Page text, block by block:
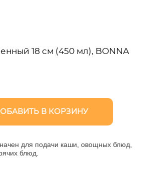
18 см (450 мл), BONNA
В КОРЗИНУ
для подачи каши, овощных блюд,
блюд.